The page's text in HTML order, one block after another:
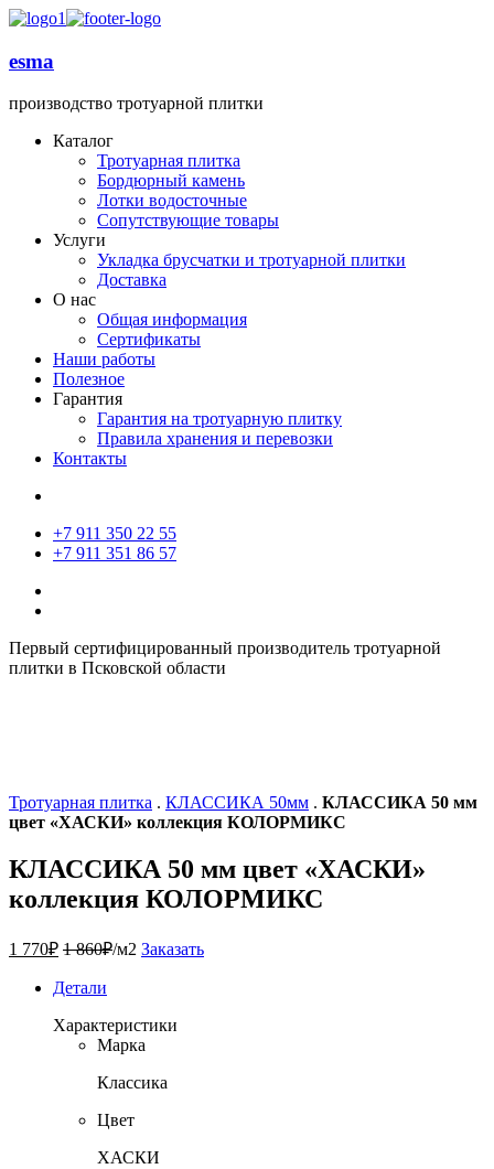
esma
производство тротуарной плитки
Каталог
Тротуарная плитка
Бордюрный камень
Лотки водосточные
Сопутствующие товары
Услуги
Укладка брусчатки и тротуарной плитки
Доставка
О нас
Общая информация
Сертификаты
Наши работы
Полезное
Гарантия
Гарантия на тротуарную плитку
Правила хранения и перевозки
Контакты
+7 911 350 22 55
+7 911 351 86 57
Первый сертифицированный производитель тротуарной
плитки в Псковской области
Тротуарная плитка . КЛАССИКА 50мм . КЛАССИКА 50 мм
цвет «ХАСКИ» коллекция КОЛОРМИКС
КЛАССИКА 50 мм цвет «ХАСКИ»
коллекция КОЛОРМИКС
1 770₽ 1 860₽/м2 Заказать
Детали
Характеристики
Марка
Классика
Цвет
ХАСКИ